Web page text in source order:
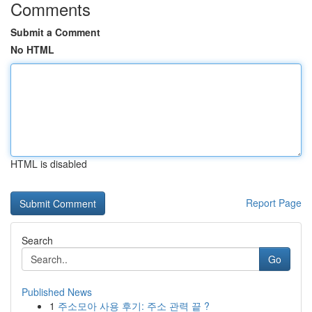
Comments
Submit a Comment
No HTML
HTML is disabled
Report Page
Search
Go
Published News
1 주소모아 사용 후기: 주소 관력 끝 ?